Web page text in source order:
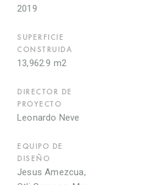
2019
SUPERFICIE
CONSTRUIDA
13,962.9 m2
DIRECTOR DE
PROYECTO
Leonardo Neve
EQUIPO DE
DISEÑO
Jesus Amezcua,